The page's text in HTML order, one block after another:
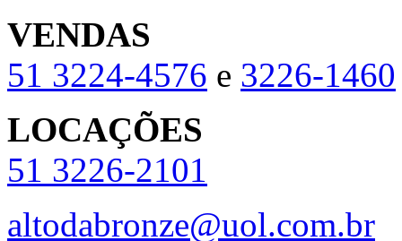
VENDAS
51 3224-4576 e 3226-1460
LOCAÇÕES
51 3226-2101
altodabronze@uol.com.br